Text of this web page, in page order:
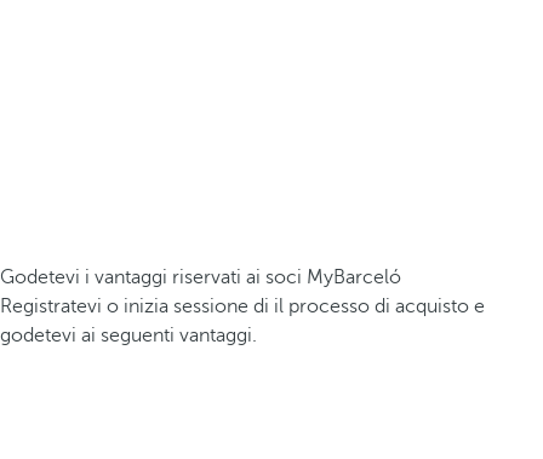
Godetevi i vantaggi riservati ai soci MyBarceló
Registratevi o inizia sessione di il processo di acquisto e
godetevi ai seguenti vantaggi.